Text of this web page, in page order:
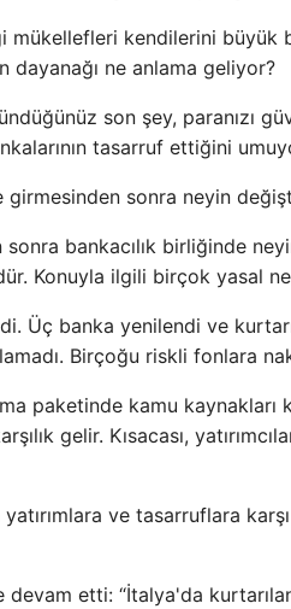
kendilerini büyük
dayanağı ne anlama geliyor?
son şey, paranızı
tasarruf ettiğini
girmesinden sonra neyin
bankacılık birliğinde
Konuyla ilgili birçok yasal
Üç banka yenilendi ve
Birçoğu riskli fonlara
paketinde kamu kaynakları
gelir. Kısacası,
ve tasarruflara
devam etti: “İtalya'da